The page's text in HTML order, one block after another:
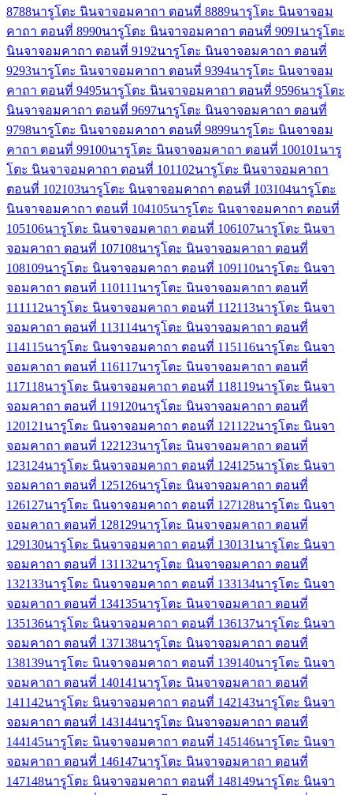
8788นารูโตะ นินจาจอมคาถา ตอนที่ 8889นารูโตะ นินจาจอม
คาถา ตอนที่ 8990นารูโตะ นินจาจอมคาถา ตอนที่ 9091 นารูโตะ
นินจาจอมคาถา ตอนที่ 9192นารูโตะ นินจาจอมคาถา ตอนที่
9293นารูโตะ นินจาจอมคาถา ตอนที่ 9394นารูโตะ นินจาจอม
คาถา ตอนที่ 9495นารูโตะ นินจาจอมคาถา ตอนที่ 9596นารูโตะ
นินจาจอมคาถา ตอนที่ 9697นารูโตะ นินจาจอมคาถา ตอนที่
9798นารูโตะ นินจาจอมคาถา ตอนที่ 9899นารูโตะ นินจาจอม
คาถา ตอนที่ 99100นารูโตะ นินจาจอมคาถา ตอนที่ 100101 นารู
โตะ นินจาจอมคาถา ตอนที่ 101 102นารูโตะ นินจาจอมคาถา
ตอนที่ 102103นารูโตะ นินจาจอมคาถา ตอนที่ 103104นารูโตะ
นินจาจอมคาถา ตอนที่ 104105นารูโตะ นินจาจอมคาถา ตอนที่
105106นารูโตะ นินจาจอมคาถา ตอนที่ 106107นารูโตะ นินจา
จอมคาถา ตอนที่ 107108นารูโตะ นินจาจอมคาถา ตอนที่
108109นารูโตะ นินจาจอมคาถา ตอนที่ 109110นารูโตะ นินจา
จอมคาถา ตอนที่ 110111 นารูโตะ นินจาจอมคาถา ตอนที่
111 112นารูโตะ นินจาจอมคาถา ตอนที่ 112113นารูโตะ นินจา
จอมคาถา ตอนที่ 113114นารูโตะ นินจาจอมคาถา ตอนที่
114115นารูโตะ นินจาจอมคาถา ตอนที่ 115116นารูโตะ นินจา
จอมคาถา ตอนที่ 116117นารูโตะ นินจาจอมคาถา ตอนที่
117118นารูโตะ นินจาจอมคาถา ตอนที่ 118119นารูโตะ นินจา
จอมคาถา ตอนที่ 119120นารูโตะ นินจาจอมคาถา ตอนที่
120121 นารูโตะ นินจาจอมคาถา ตอนที่ 121 122นารูโตะ นินจา
จอมคาถา ตอนที่ 122123นารูโตะ นินจาจอมคาถา ตอนที่
123124นารูโตะ นินจาจอมคาถา ตอนที่ 124125นารูโตะ นินจา
จอมคาถา ตอนที่ 125126นารูโตะ นินจาจอมคาถา ตอนที่
126127นารูโตะ นินจาจอมคาถา ตอนที่ 127128นารูโตะ นินจา
จอมคาถา ตอนที่ 128129นารูโตะ นินจาจอมคาถา ตอนที่
129130นารูโตะ นินจาจอมคาถา ตอนที่ 130131 นารูโตะ นินจา
จอมคาถา ตอนที่ 131 132นารูโตะ นินจาจอมคาถา ตอนที่
132133นารูโตะ นินจาจอมคาถา ตอนที่ 133134นารูโตะ นินจา
จอมคาถา ตอนที่ 134135นารูโตะ นินจาจอมคาถา ตอนที่
135136นารูโตะ นินจาจอมคาถา ตอนที่ 136137นารูโตะ นินจา
จอมคาถา ตอนที่ 137138นารูโตะ นินจาจอมคาถา ตอนที่
138139นารูโตะ นินจาจอมคาถา ตอนที่ 139140นารูโตะ นินจา
จอมคาถา ตอนที่ 140141 นารูโตะ นินจาจอมคาถา ตอนที่
141 142นารูโตะ นินจาจอมคาถา ตอนที่ 142143นารูโตะ นินจา
จอมคาถา ตอนที่ 143144นารูโตะ นินจาจอมคาถา ตอนที่
144145นารูโตะ นินจาจอมคาถา ตอนที่ 145146นารูโตะ นินจา
จอมคาถา ตอนที่ 146147นารูโตะ นินจาจอมคาถา ตอนที่
147148นารูโตะ นินจาจอมคาถา ตอนที่ 148149นารูโตะ นินจา